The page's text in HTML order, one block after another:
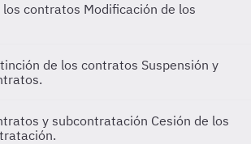
contratos Modificación de los
de los contratos Suspensión y
y subcontratación Cesión de los